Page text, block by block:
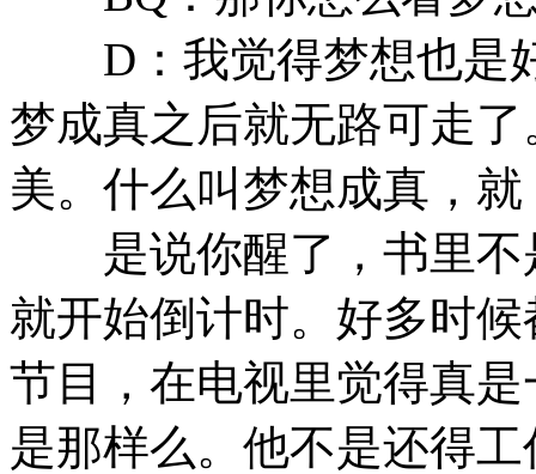
D：我觉得梦想也是
梦成真之后就无路可走
美。什么叫梦想成真，就
是说你醒了，书里不
就开始倒计时。好多时
节目，在电视里觉得真
是那样么。他不是还得